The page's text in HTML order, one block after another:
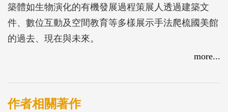
築體如生物演化的有機發展過程策展人透過建築文
件、數位互動及空間教育等多樣展示手法爬梳國美館
的過去、現在與未來。
more...
作者相關著作